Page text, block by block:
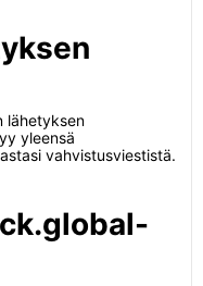
lähetyksen
yleensä
vahvistusviestistä.